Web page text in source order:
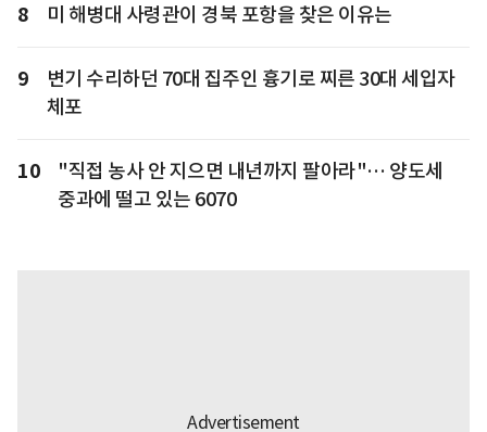
8 미 해병대 사령관이 경북 포항을 찾은 이유는
9
변기 수리하던 70대 집주인 흉기로 찌른 30대 세입자
체포
10
"직접 농사 안 지으면 내년까지 팔아라"… 양도세
중과에 떨고 있는 6070